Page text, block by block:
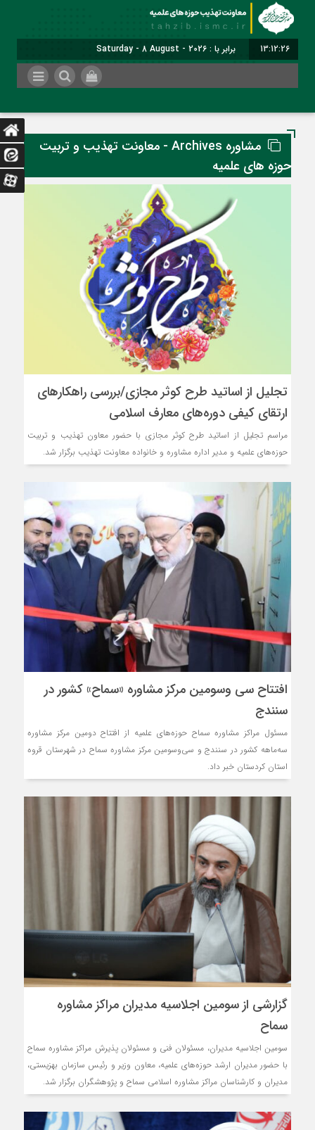
13:12:27 برابر با : Saturday - 8 August - 2026
مشاوره Archives - معاونت تهذیب و تربیت
حوزه های علمیه
تجلیل از اساتید طرح کوثر مجازی/بررسی راهکارهای
ارتقای کیفی دوره‌های معارف اسلامی
مراسم تجلیل از اساتید طرح کوثر مجازی با حضور معاون تهذیب و تربیت
حوزه‌های علمیه و مدیر اداره مشاوره و خانواده معاونت تهذیب برگزار شد.
افتتاح سی وسومین مرکز مشاوره «سماح» کشور در
سنندج
مسئول مراکز مشاوره سماح حوزه‌های علمیه از افتتاح دومین مرکز مشاوره
سه‌ماهه کشور در سنندج و سی‌وسومین مرکز مشاوره سماح در شهرستان قروه
استان کردستان خبر داد.
گزارشی از سومین اجلاسیه مدیران مراکز مشاوره
سماح
سومین اجلاسیه مدیران، مسئولان فنی و مسئولان پذیرش مراکز مشاوره سماح
با حضور مدیران ارشد حوزه‌های علمیه، معاون وزیر و رئیس سازمان بهزیستی،
مدیران و کارشناسان مراکز مشاوره اسلامی سماح و پژوهشگران برگزار شد.